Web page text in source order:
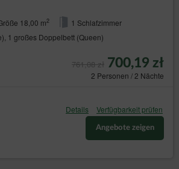
18,00 m2
1 Schlafzimmer
1 großes Doppelbett (Queen)
761,08 zł 700,19 zł
2 Personen / 2 Nächte
Details Verfügbarkeit prüfen
Angebote zeigen